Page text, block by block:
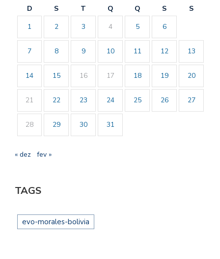
D S T Q Q S
S
1
2 3 4 5 6
7 8 9 10 11 12 13
14 15 16 17 18 19 20
21 22 23 24 25 26 27
28 29 30 31
« dez fev »
TAGS
evo-morales-bolivia